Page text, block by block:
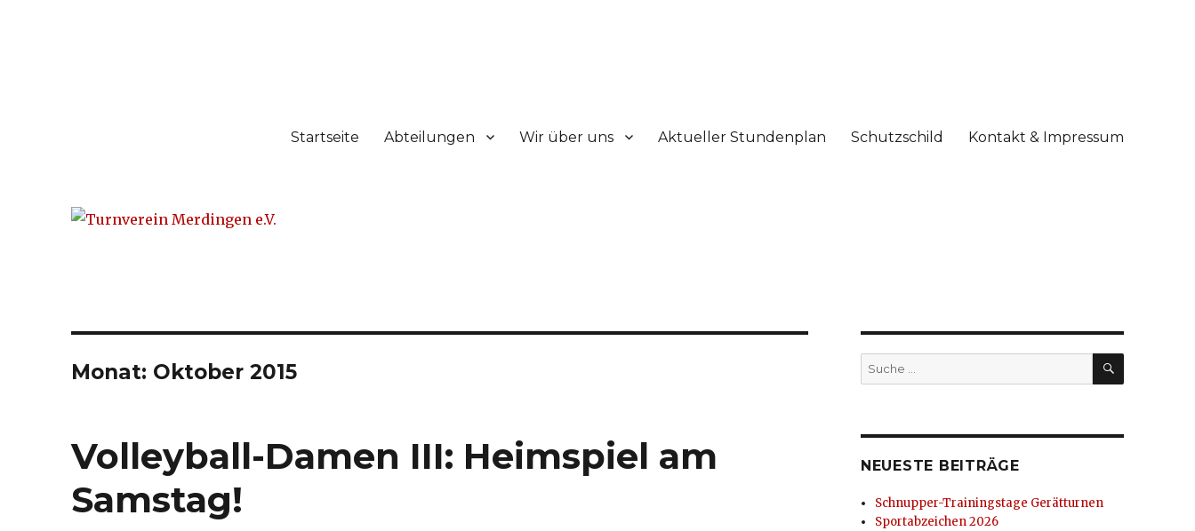
Startseite Abteilungen Wir über uns Aktueller Stundenplan Schutzschild Kontakt & Impressum
Monat: Oktober 2015
Volleyball-Damen III: Heimspiel am
Samstag!
Suche
nach:
SUCHE
NEUESTE BEITRÄGE
Schnupper-Trainingstage Gerätturnen
Sportabzeichen 2026